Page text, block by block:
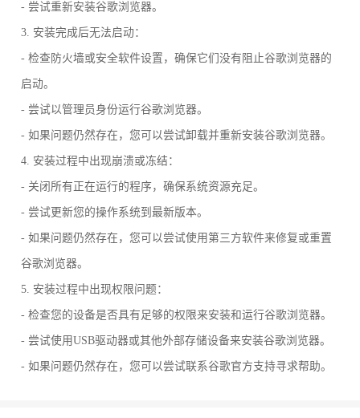
- 尝试重新安装谷歌浏览器。
3. 安装完成后无法启动：
- 检查防火墙或安全软件设置，确保它们没有阻止谷歌浏览器的
启动。
- 尝试以管理员身份运行谷歌浏览器。
- 如果问题仍然存在，您可以尝试卸载并重新安装谷歌浏览器。
4. 安装过程中出现崩溃或冻结：
- 关闭所有正在运行的程序，确保系统资源充足。
- 尝试更新您的操作系统到最新版本。
- 如果问题仍然存在，您可以尝试使用第三方软件来修复或重置
谷歌浏览器。
5. 安装过程中出现权限问题：
- 检查您的设备是否具有足够的权限来安装和运行谷歌浏览器。
- 尝试使用USB驱动器或其他外部存储设备来安装谷歌浏览器。
- 如果问题仍然存在，您可以尝试联系谷歌官方支持寻求帮助。